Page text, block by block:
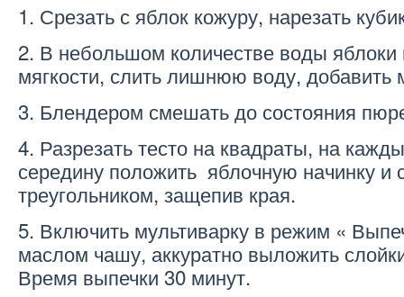
1. Срезать с яблок кожуру, нарезать
2. В небольшом количестве воды яблоки
мягкости, слить лишнюю воду, добавить
3. Блендером смешать до состояния
4. Разрезать тесто на квадраты, на
середину положить яблочную начинку и
треугольником, защепив края.
5. Включить мультиварку в режим «
маслом чашу, аккуратно выложить
Время выпечки 30 минут.